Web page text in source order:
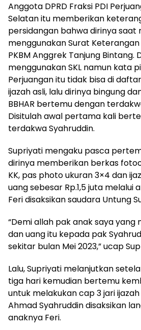
Anggota DPRD Fraksi PDI
Selatan itu memberikan
persidangan bahwa dirinya
menggunakan Surat Keterangan
PKBM Anggrek Tanjung
menggunakan SKL namun kata
Perjuangan itu tidak bisa di
ijazah asli, lalu dirinya bingung
BBHAR bertemu dengan
Disitulah awal pertama kali
terdakwa Syahruddin.
Supriyati mengaku pasca
dirinya memberikan berkas
KK, pas photo ukuran 3×4 dan
uang sebesar Rp.1,5 juta melalui
Feri disaksikan saudara Untung
“Demi allah pak anak saya
dan uang itu kepada pak
sekitar bulan Mei 2023,” ucap
Lalu, Supriyati melanjutkan
tiga hari kemudian bertemu
untuk melakukan cap 3 jari
Ahmad Syahruddin disaksikan
anaknya Feri.